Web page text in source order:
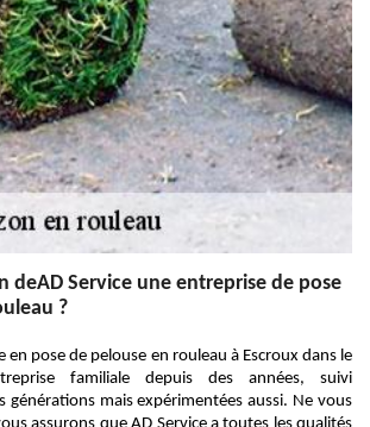
deAD Service une entreprise de pose
?
en pose de pelouse en rouleau à Escroux dans le
familiale depuis des années, suivi
générations mais expérimentées aussi. Ne vous